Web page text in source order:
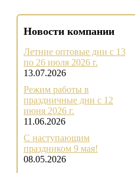
Новости компании
Летние оптовые дни с 13
по 26 июля 2026 г.
13.07.2026
Режим работы в
праздничные дни с 12
июня 2026 г.
11.06.2026
С наступающим
праздником 9 мая!
08.05.2026